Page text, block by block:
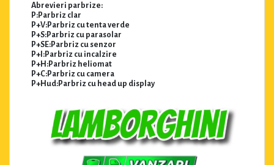
Abrevieri parbrize:
P:Parbriz clar
P+V:Parbriz cu tenta verde
P+S:Parbriz cu parasolar
P+SE:Parbriz cu senzor
P+I:Parbriz cu incalzire
P+H:Parbriz heliomat
P+C:Parbriz cu camera
P+Hud:Parbriz cu head up display